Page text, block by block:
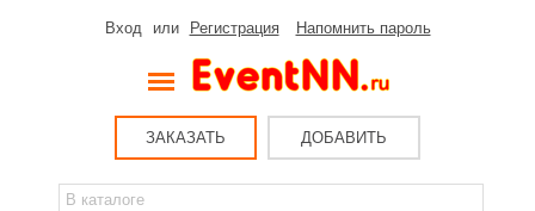
Вход или Регистрация Напомнить пароль
ЗАКАЗАТЬ ДОБАВИТЬ